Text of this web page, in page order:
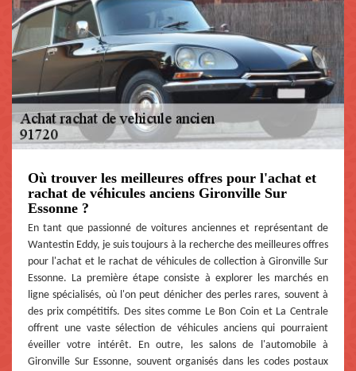
Où trouver les meilleures offres pour l'achat et
rachat de véhicules anciens Gironville Sur
Essonne ?
En tant que passionné de voitures anciennes et représentant de
Wantestin Eddy, je suis toujours à la recherche des meilleures offres
pour l'achat et le rachat de véhicules de collection à Gironville Sur
Essonne. La première étape consiste à explorer les marchés en
ligne spécialisés, où l'on peut dénicher des perles rares, souvent à
des prix compétitifs. Des sites comme Le Bon Coin et La Centrale
offrent une vaste sélection de véhicules anciens qui pourraient
éveiller votre intérêt. En outre, les salons de l'automobile à
Gironville Sur Essonne, souvent organisés dans les codes postaux